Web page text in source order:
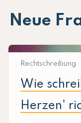
Neue
Rechtschreibung
Wie
Herzen'